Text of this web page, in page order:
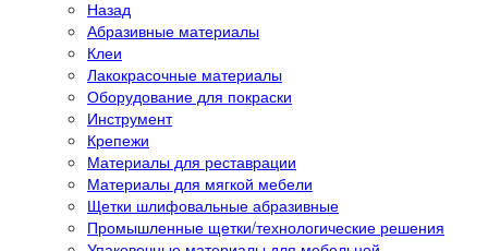
Назад
Абразивные материалы
Клеи
Лакокрасочные материалы
Оборудование для покраски
Инструмент
Крепежи
Материалы для реставрации
Материалы для мягкой мебели
Щетки шлифовальные абразивные
Промышленные щетки/технологические решения